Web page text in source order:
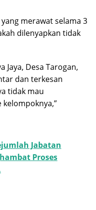
merawat selama 3
dilenyapkan tidak
Jaya, Desa Tarogan,
dan terkesan
tidak mau
Jabatan
Proses